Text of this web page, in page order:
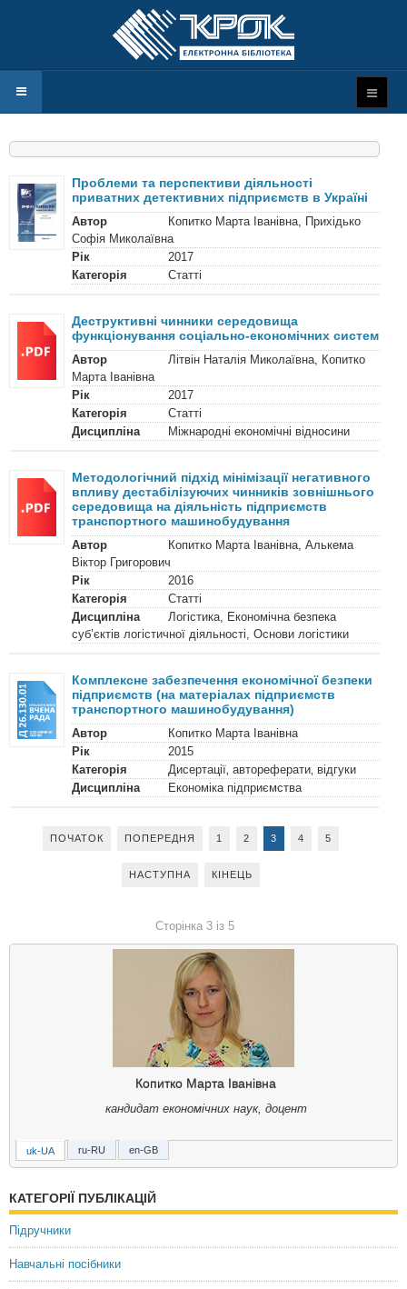
Проблеми та перспективи діяльності
приватних детективних підприємств в Україні
Автор
Копитко Марта Іванівна, Прихідько
Софія Миколаївна
Рік
2017
Категорія
Статті
Деструктивні чинники середовища
функціонування соціально-економічних систем
Автор
Літвін Наталія Миколаївна, Копитко
Марта Іванівна
Рік
2017
Категорія
Статті
Дисципліна
Міжнародні економічні відносини
Методологічний підхід мінімізації негативного
впливу дестабілізуючих чинників зовнішнього
середовища на діяльність підприємств
транспортного машинобудування
Автор
Копитко Марта Іванівна, Алькема
Віктор Григорович
Рік
2016
Категорія
Статті
Дисципліна
Логістика, Економічна безпека
суб’єктів логістичної діяльності, Основи логістики
Комплексне забезпечення економічної безпеки
підприємств (на матеріалах підприємств
транспортного машинобудування)
Автор
Копитко Марта Іванівна
Рік
2015
Категорія
Дисертації‚ автореферати‚ відгуки
Дисципліна
Економіка підприємства
ПОЧАТОК ПОПЕРЕДНЯ 1 2 3 4 5
НАСТУПНА КІНЕЦЬ
Сторінка 3 із 5
Копитко Марта Іванівна
кандидат економічних наук, доцент
Копытко Марта Ивановна
uk-UA ru-RU en-GB
КАТЕГОРІЇ ПУБЛІКАЦІЙ
Підручники
Навчальні посібники